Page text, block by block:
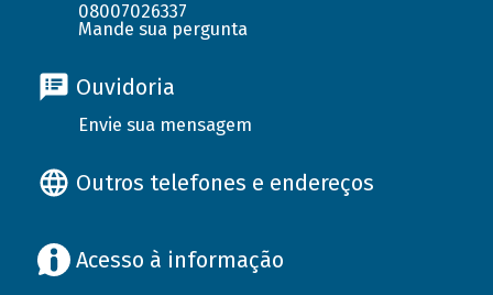
08007026337
Mande sua pergunta
Ouvidoria
Envie sua mensagem
Outros telefones e endereços
Acesso à informação